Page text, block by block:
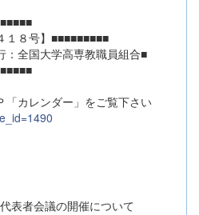
１８号】■■■■■■■■■
：全国大学高専教職員組合■
「カレンダー」をご覧下さい
表者会議の開催について